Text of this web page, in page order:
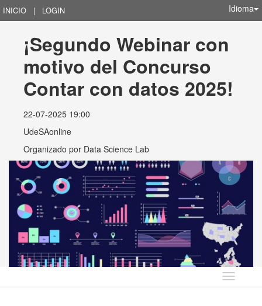
INICIO | LOGIN Idioma
¡Segundo Webinar con
motivo del Concurso
Contar con datos 2025!
22-07-2025 19:00
UdeSAonline
Organizado por Data Science Lab
Idioma